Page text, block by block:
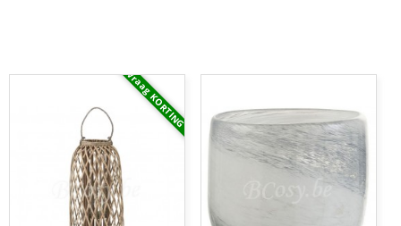
Vraag KORTING